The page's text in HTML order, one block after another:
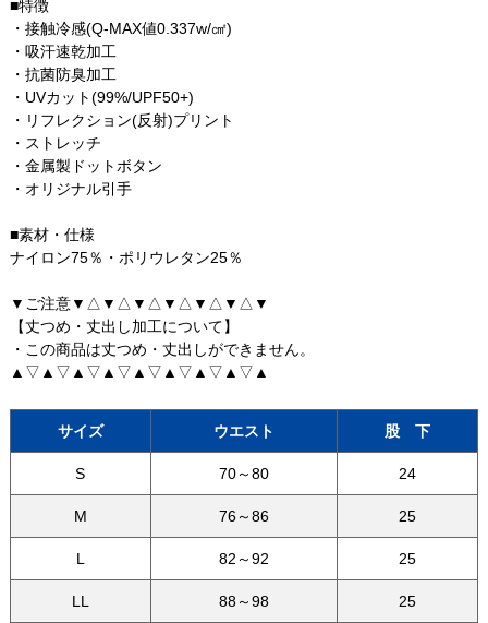
■特徴
・接触冷感(Q-MAX値0.337w/㎠)
・吸汗速乾加工
・抗菌防臭加工
・UVカット(99%/UPF50+)
・リフレクション(反射)プリント
・ストレッチ
・金属製ドットボタン
・オリジナル引手
■素材・仕様
ナイロン75％・ポリウレタン25％
▼ご注意▼△▼△▼△▼△▼△▼△▼
【丈つめ・丈出し加工について】
・この商品は丈つめ・丈出しができません。
▲▽▲▽▲▽▲▽▲▽▲▽▲▽▲▽▲
サイズ ウエスト 股 下
S 70～80 24
M 76～86 25
L 82～92 25
LL 88～98 25